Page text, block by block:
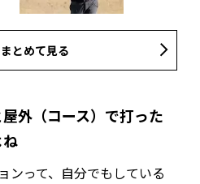
とめて見る
外（コース）で打った
ンって、自分でもしている